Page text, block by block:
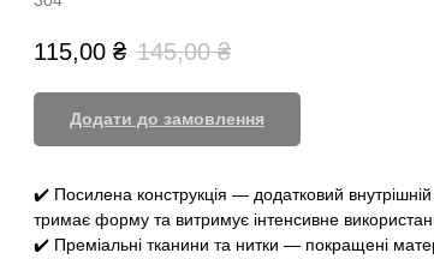
115,00 ₴ 145,00 ₴
Додати до замовлення
✔️ Посилена конструкція — додатковий внутрішній
тримає форму та витримує інтенсивне
✔️ Преміальні тканини та нитки — покращені